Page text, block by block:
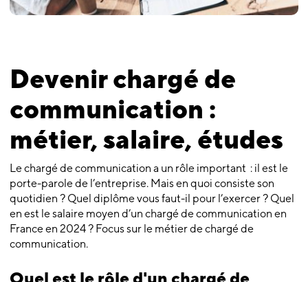
Devenir chargé de
communication :
métier, salaire, études
Le chargé de communication a un rôle important : il est le
porte-parole de l’entreprise. Mais en quoi consiste son
quotidien ? Quel diplôme vous faut-il pour l’exercer ? Quel
en est le salaire moyen d’un chargé de communication en
France en 2024 ? Focus sur le métier de chargé de
communication.
Quel est le rôle d'un chargé de